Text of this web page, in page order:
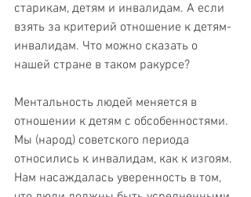
старикам, детям и инвалидам. А если
взять за критерий отношение к детям-
инвалидам. Что можно сказать о
нашей стране в таком ракурсе?
Ментальность людей меняется в
отношении к детям с обсобенностями.
Мы (народ) советского периода
относились к инвалидам, как к изгоям.
Нам насаждалась уверенность в том,